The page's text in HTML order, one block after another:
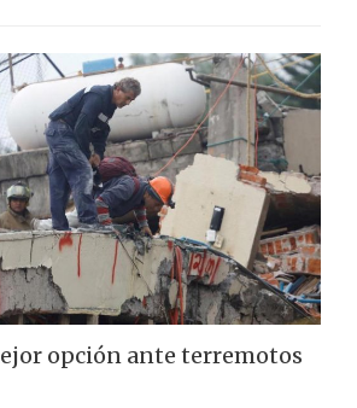
opción ante terremotos